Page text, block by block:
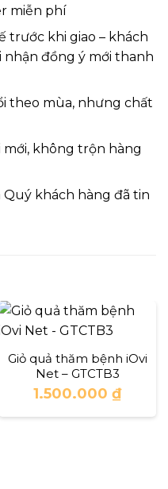
miễn phí
trước khi giao – khách
nhận đồng ý mới thanh
theo mùa, nhưng chất
mới, không trộn hàng
Quý khách hàng đã tin
Giỏ quả thăm bệnh iOvi
Net – GTCTB3
1.500.000 ₫